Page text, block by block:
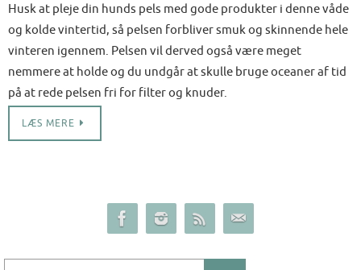
Husk at pleje din hunds pels med gode produkter i denne våde
og kolde vintertid, så pelsen forbliver smuk og skinnende hele
vinteren igennem. Pelsen vil derved også være meget
nemmere at holde og du undgår at skulle bruge oceaner af tid
på at rede pelsen fri for filter og knuder.
LÆS MERE